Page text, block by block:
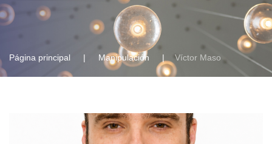
Página principal Manipulación Víctor Maso